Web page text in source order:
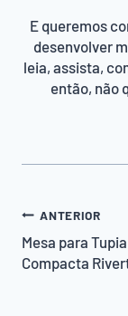
E queremos
desenvolver
leia, assista,
então, não
de
Post
ANTERIOR
Mesa para Tupia
Compacta